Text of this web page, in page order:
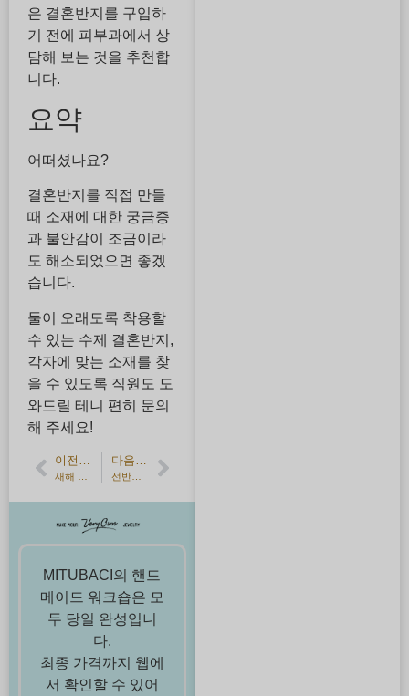
은 결혼반지를 구입하
기 전에 피부과에서 상
담해 보는 것을 추천합
니다.
요약
어떠셨나요?
결혼반지를 직접 만들
때 소재에 대한 궁금증
과 불안감이 조금이라
도 해소되었으면 좋겠
습니다.
둘이 오래도록 착용할
수 있는 수제 결혼반지,
각자에 맞는 소재를 찾
을 수 있도록 직원도 도
와드릴 테니 편히 문의
해 주세요!
이전 기사 다음 기사
MITUBACI의 핸드
메이드 워크숍은 모
두 당일 완성입니
다.
최종 가격까지 웹에
서 확인할 수 있어